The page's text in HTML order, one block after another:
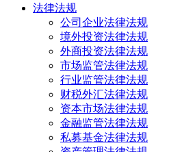
法律法规
公司企业法律法规
境外投资法律法规
外商投资法律法规
市场监管法律法规
行业监管法律法规
财税外汇法律法规
资本市场法律法规
金融监管法律法规
私募基金法律法规